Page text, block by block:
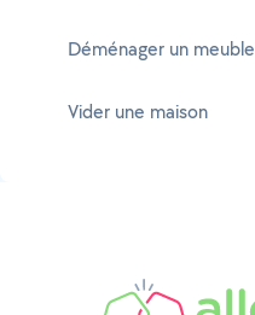
Déménager un meuble
Vider une maison